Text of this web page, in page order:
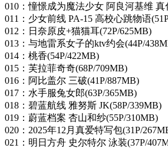
010：憧憬成为魔法少女 阿良河基维 真
011：少女前线 PA-15 高校心跳物语
012：日奈原皮+猫猫耳(72P/625MB)
013：与地雷系女子的ktv约会(44P/
014：桃香(54P/422MB)
015：芙拉菲奇奇(68P/709MB)
016：阿比盖尔 三破(41P/887MB)
017：水手服兔女郎(63P/365MB)
018：碧蓝航线 雅努斯 JK(58P/339MB)
019：蔚蓝档案 杏山和纱(55P/310MB)
020：2025年12月真爱特写包(31P/
021：明日方舟 史尔特尔 泳装(37P/